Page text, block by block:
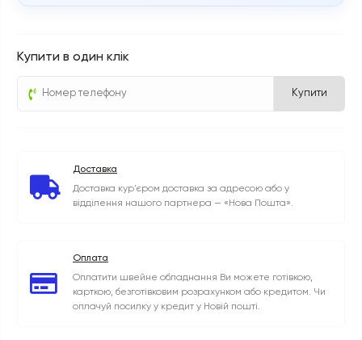
Купити в один клік
Купити
Доставка
Доставка кур'єром доставка за адресою або у
відділення нашого партнера — «Нова Пошта».
Оплата
Оплатити швейне обладнання Ви можете готівкою,
карткою, безготівковим розрахунком або кредитом. Чи
оплачуй посилку у кредит у Новій пошті.